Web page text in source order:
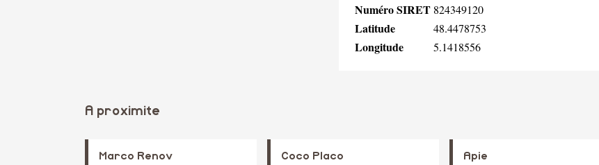
Numéro SIRET 824349120
Latitude 48.4478753
Longitude 5.1418556
A proximite
Marco Renov Coco Placo Apie